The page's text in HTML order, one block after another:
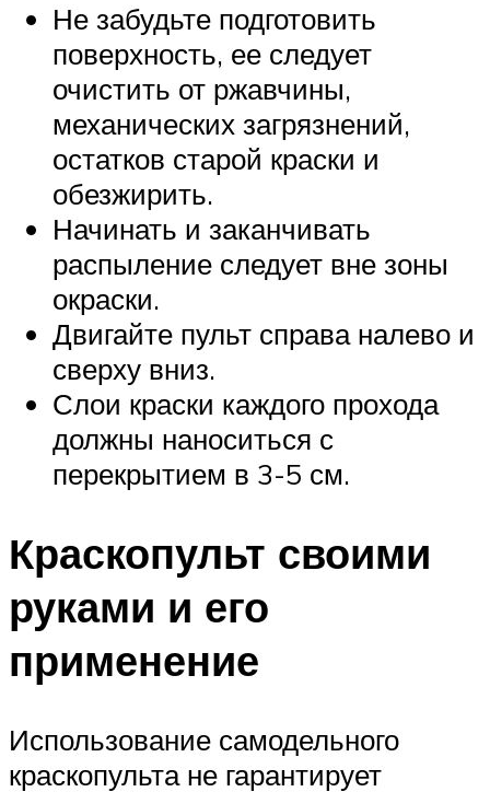
Не забудьте подготовить
поверхность, ее следует
очистить от ржавчины,
механических загрязнений,
остатков старой краски и
обезжирить.
Начинать и заканчивать
распыление следует вне зоны
окраски.
Двигайте пульт справа налево и
сверху вниз.
Слои краски каждого прохода
должны наноситься с
перекрытием в 3-5 см.
Краскопульт своими
руками и его
применение
Использование самодельного
краскопульта не гарантирует